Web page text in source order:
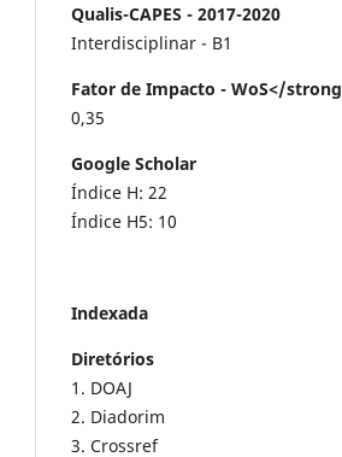
Qualis-CAPES - 2017-2020
Interdisciplinar - B1
Fator de Impacto - WoS</strong
0,35
Google Scholar
Índice H: 22
Índice H5: 10
Indexada
Diretórios
1. DOAJ
2. Diadorim
3. Crossref